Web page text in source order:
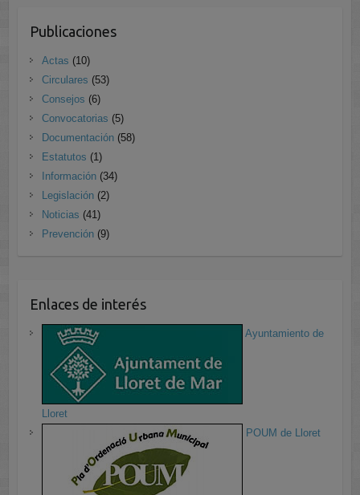
Publicaciones
Actas (10)
Circulares (53)
Consejos (6)
Convocatorias (5)
Documentación(58)
Estatutos (1)
Información(34)
Legislación(2)
Noticias (41)
Prevención(9)
Enlaces de interés
Ayuntamiento de
Lloret
POUM de Lloret